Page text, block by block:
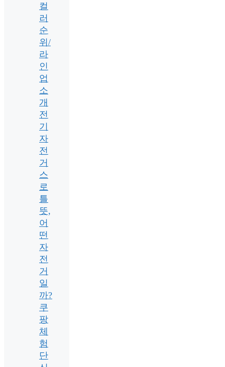
컬
러
순
위/
라
인
업
소
개
전
기
자
전
거
스
로
틀
뜻,
어
떤
자
전
거
일
까?
쿠
팡
체
험
단